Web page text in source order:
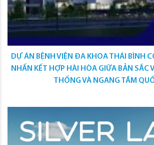
DỰ ÁN BỆNH VIỆN ĐA KHOA THÁI BÌNH
NHẤN KẾT HỢP HÀI HÒA GIỮA BẢN SẮC
THỐNG VÀ NGANG TẦM